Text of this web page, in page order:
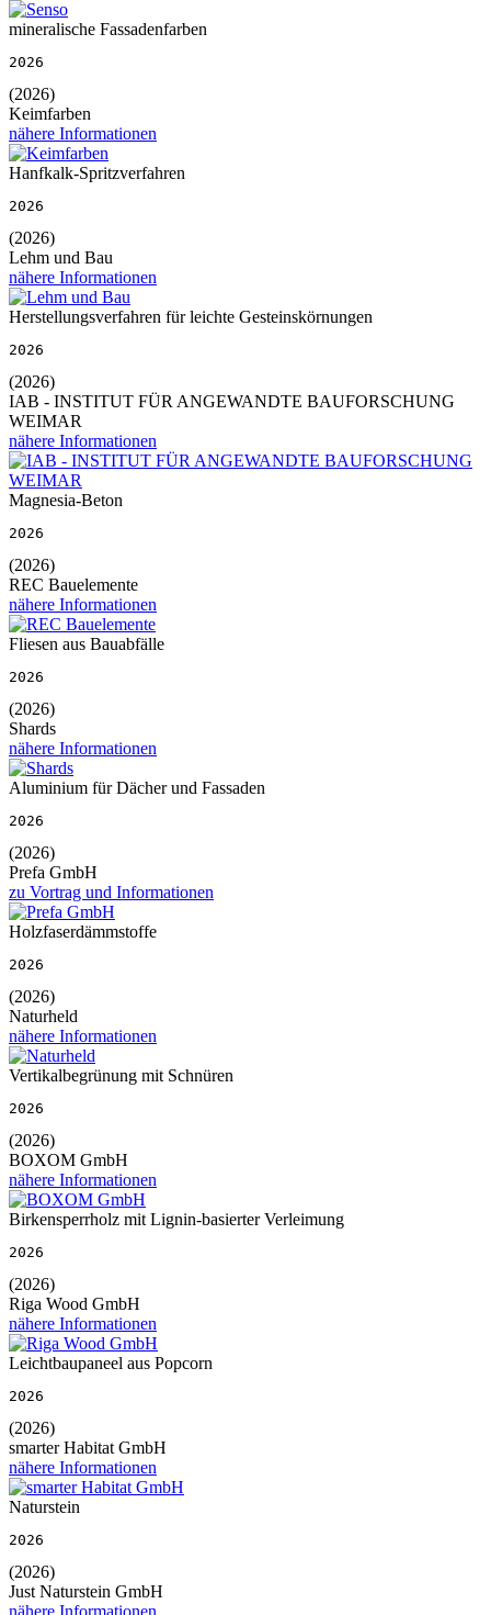
mineralische Fassadenfarben
2026
(2026)
Keimfarben
nähere Informationen
Hanfkalk-Spritzverfahren
2026
(2026)
Lehm und Bau
nähere Informationen
Herstellungsverfahren für leichte Gesteinskörnungen
2026
(2026)
IAB - INSTITUT FÜR ANGEWANDTE BAUFORSCHUNG
WEIMAR
nähere Informationen
Magnesia-Beton
2026
(2026)
REC Bauelemente
nähere Informationen
Fliesen aus Bauabfälle
2026
(2026)
Shards
nähere Informationen
Aluminium für Dächer und Fassaden
2026
(2026)
Prefa GmbH
zu Vortrag und Informationen
Holzfaserdämmstoffe
2026
(2026)
Naturheld
nähere Informationen
Vertikalbegrünung mit Schnüren
2026
(2026)
BOXOM GmbH
nähere Informationen
Birkensperrholz mit Lignin-basierter Verleimung
2026
(2026)
Riga Wood GmbH
nähere Informationen
Leichtbaupaneel aus Popcorn
2026
(2026)
smarter Habitat GmbH
nähere Informationen
Naturstein
2026
(2026)
Just Naturstein GmbH
nähere Informationen